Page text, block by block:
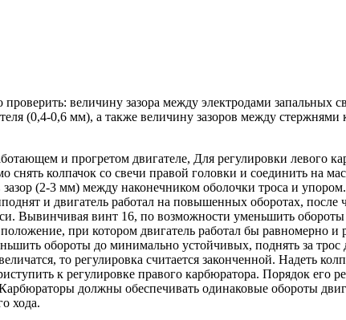
величину зазора между электродами запальных
(0,4-0,6 мм), а также величину зазоров между стержнями
и прогретом двигателе, Для регулировки левого
снять колпачок со свечи правой головки и соединить на
зазор (2-3 мм) между наконечником оболочки троса и
и двигатель работал на повышенных оборотах, после
Вывинчивая винт 16, по возможности уменьшить обороты
при котором двигатель работал бы равномерно и
обороты до минимально устойчивых, поднять за трос
то регулировка считается законченной. Надеть
к регулировке правого карбюратора. Порядок его
должны обеспечивать одинаковые обороты
хода.